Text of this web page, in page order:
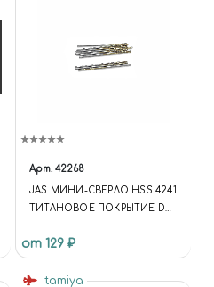
Арт. 42268
JAS МИНИ-СВЕРЛО HSS 4241
ТИТАНОВОЕ ПОКРЫТИЕ D
от 129 ₽
tamiya